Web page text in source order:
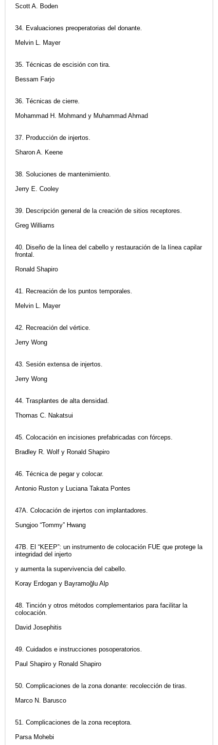
Scott A. Boden
34. Evaluaciones preoperatorias del donante.
Melvin L. Mayer
35. Técnicas de escisión con tira.
Bessam Farjo
36. Técnicas de cierre.
Mohammad H. Mohmand y Muhammad Ahmad
37. Producción de injertos.
Sharon A. Keene
38. Soluciones de mantenimiento.
Jerry E. Cooley
39. Descripción general de la creación de sitios receptores.
Greg Williams
40. Diseño de la línea del cabello y restauración de la línea capilar
frontal.
Ronald Shapiro
41. Recreación de los puntos temporales.
Melvin L. Mayer
42. Recreación del vértice.
Jerry Wong
43. Sesión extensa de injertos.
Jerry Wong
44. Trasplantes de alta densidad.
Thomas C. Nakatsui
45. Colocación en incisiones prefabricadas con fórceps.
Bradley R. Wolf y Ronald Shapiro
46. Técnica de pegar y colocar.
Antonio Ruston y Luciana Takata Pontes
47A. Colocación de injertos con implantadores.
Sungjoo “Tommy” Hwang
47B. El “KEEP”: un instrumento de colocación FUE que protege la
integridad del injerto
y aumenta la supervivencia del cabello.
Koray Erdogan y Bayramoğlu Alp
48. Tinción y otros métodos complementarios para facilitar la
colocación.
David Josephitis
49. Cuidados e instrucciones posoperatorios.
Paul Shapiro y Ronald Shapiro
50. Complicaciones de la zona donante: recolección de tiras.
Marco N. Barusco
51. Complicaciones de la zona receptora.
Parsa Mohebi